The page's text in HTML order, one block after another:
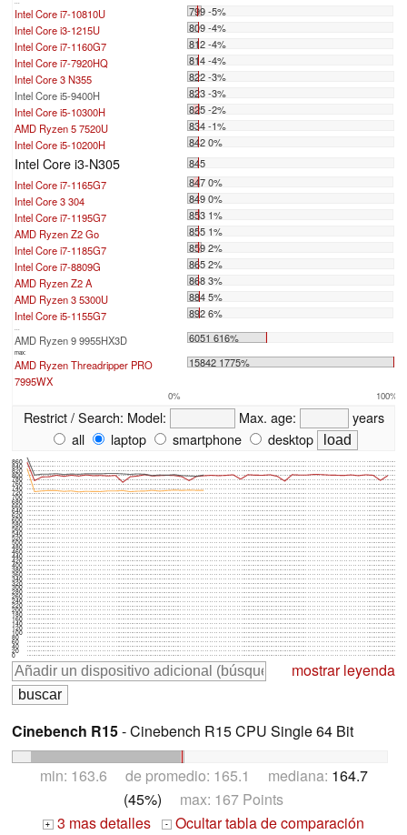
Intel Core i7-10810U
799 -5%
Intel Core i3-1215U
809 -4%
Intel Core i7-1160G7
812 -4%
Intel Core i7-7920HQ
814 -4%
Intel Core 3 N355
822 -3%
Intel Core i5-9400H
823 -3%
Intel Core i5-10300H
825 -2%
AMD Ryzen 5 7520U
834 -1%
Intel Core i5-10200H
842 0%
Intel Core i3-N305
845
Intel Core i7-1165G7
847 0%
Intel Core 3 304
849 0%
Intel Core i7-1195G7
853 1%
AMD Ryzen Z2 Go
855 1%
Intel Core i7-1185G7
859 2%
Intel Core i7-8809G
865 2%
AMD Ryzen Z2 A
868 3%
AMD Ryzen 3 5300U
884 5%
Intel Core i5-1155G7
892 6%
...
AMD Ryzen 9 9955HX3D 6051 616%
max:
AMD Ryzen Threadripper PRO
7995WX
15842 1775%
0% 100%
Restrict / Search: Model: Max. age:
years
all
laptop smartphone desktop
0
20
40
60
80
100
120
140
160
180
200
220
240
260
280
300
320
340
360
380
400
420
440
460
480
500
520
540
560
580
600
620
640
660
680
700
720
740
760
780
800
820
840
860
mostrar leyenda
Cinebench R15- Cinebench R15 CPU Single 64 Bit
min: 163.6 de promedio: 165.1 mediana: 164.7
(45%) max: 167 Points
+ 3 mas detalles - Ocultar tabla de comparación